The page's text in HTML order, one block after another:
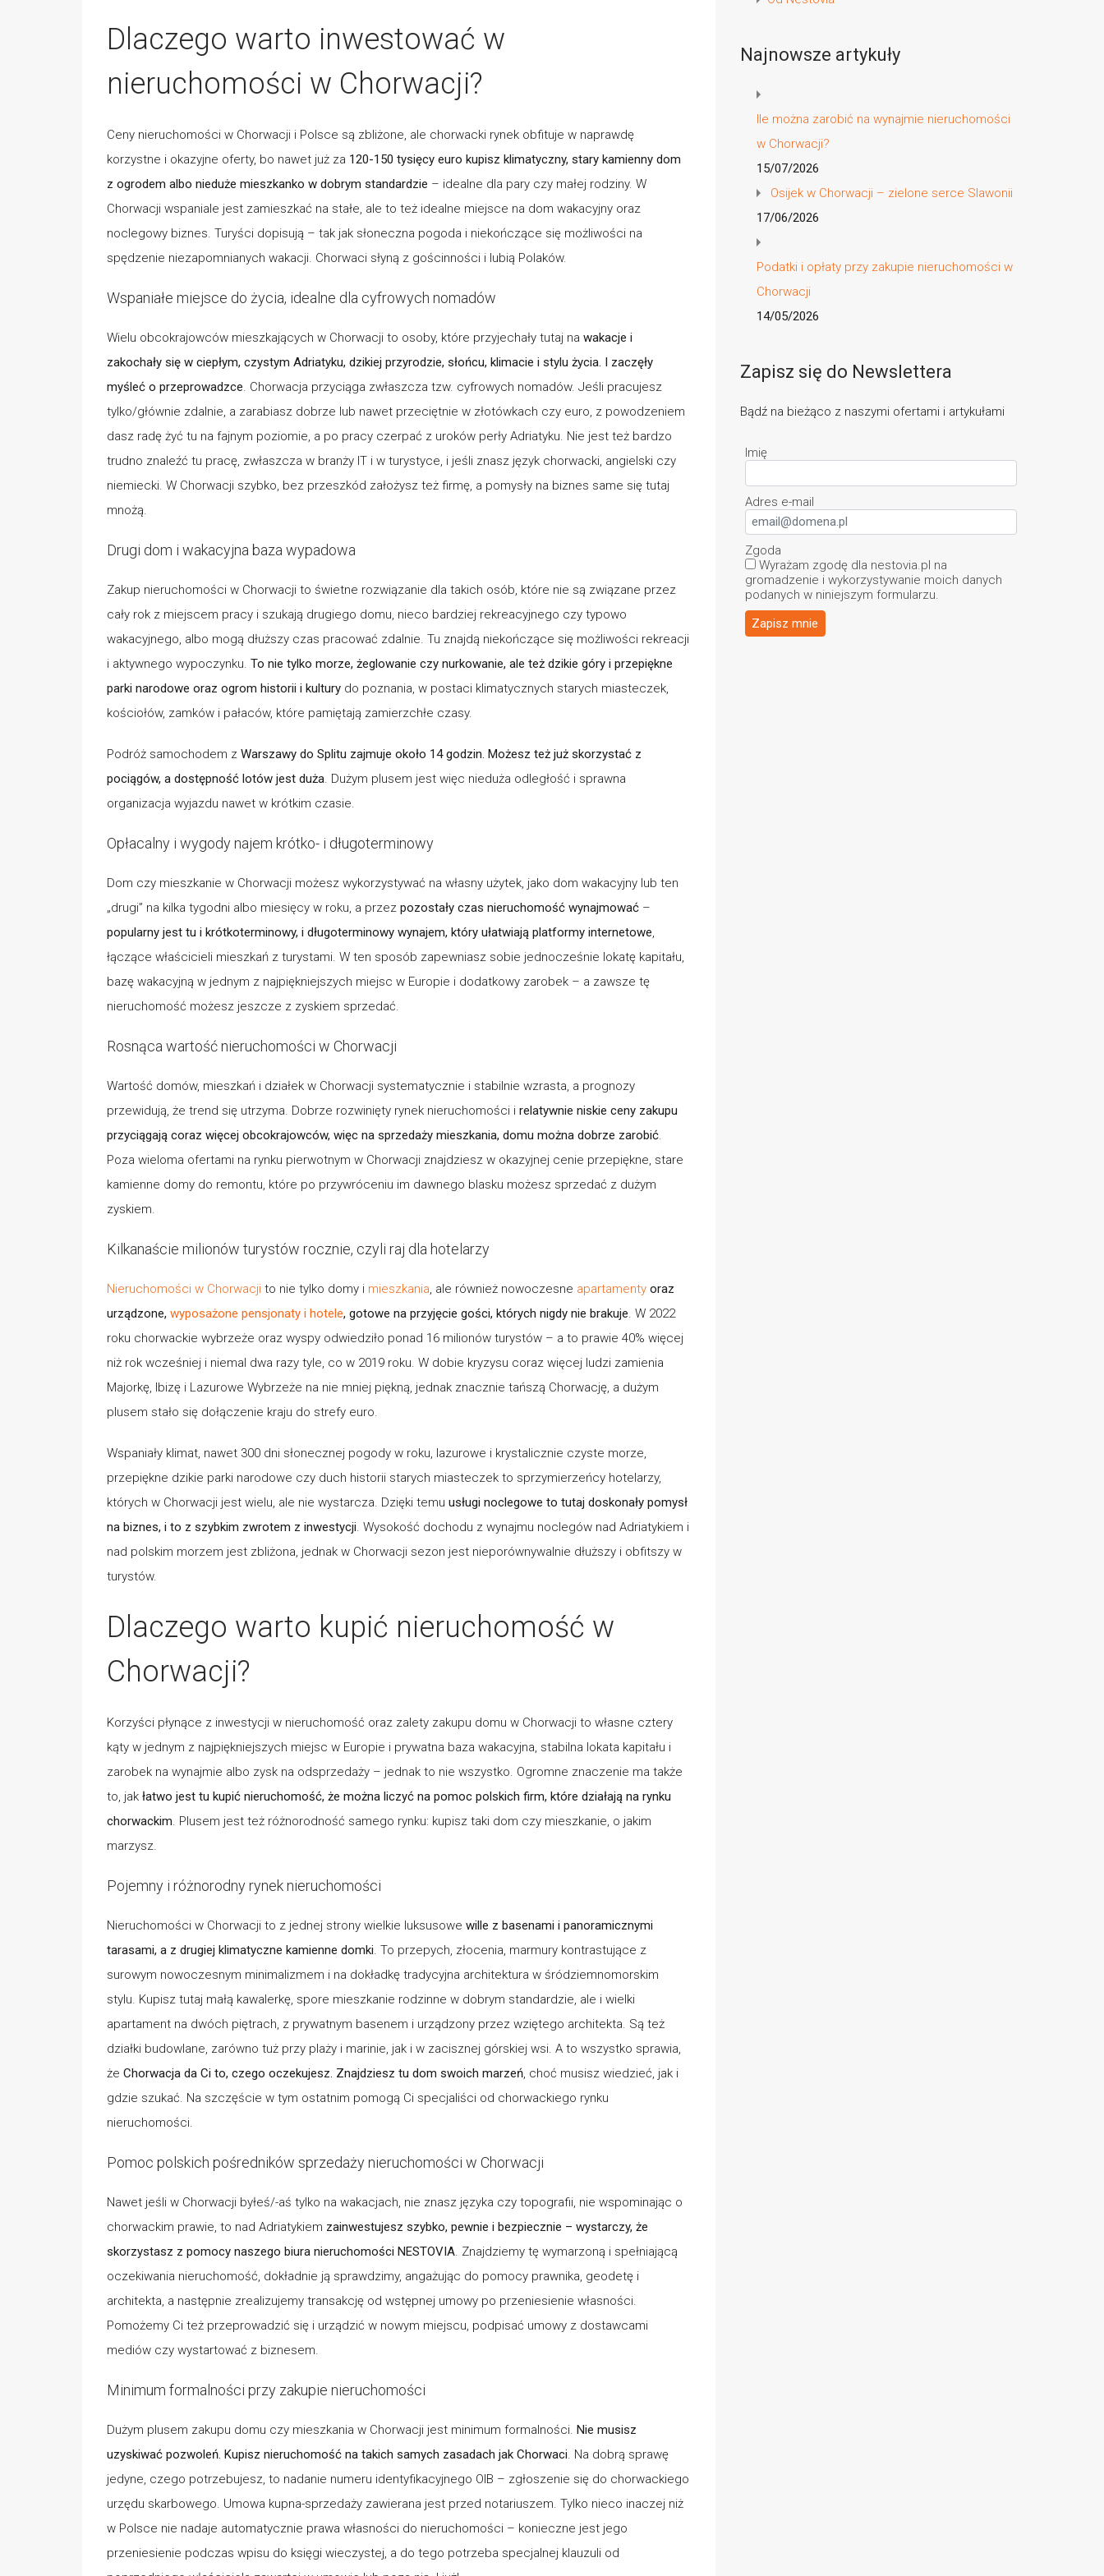
Dlaczego warto inwestować w
nieruchomości w Chorwacji?
Ceny nieruchomości w Chorwacji i Polsce są zbliżone, ale chorwacki rynek obfituje w naprawdę
korzystne i okazyjne oferty, bo nawet już za 120-150 tysięcy euro kupisz klimatyczny, stary kamienny dom
z ogrodem albo nieduże mieszkanko w dobrym standardzie – idealne dla pary czy małej rodziny. W
Chorwacji wspaniale jest zamieszkać na stałe, ale to też idealne miejsce na dom wakacyjny oraz
noclegowy biznes. Turyści dopisują – tak jak słoneczna pogoda i niekończące się możliwości na
spędzenie niezapomnianych wakacji. Chorwaci słyną z gościnności i lubią Polaków.
Wspaniałe miejsce do życia, idealne dla cyfrowych nomadów
Wielu obcokrajowców mieszkających w Chorwacji to osoby, które przyjechały tutaj na wakacje i
zakochały się w ciepłym, czystym Adriatyku, dzikiej przyrodzie, słońcu, klimacie i stylu życia. I zaczęły
myśleć o przeprowadzce. Chorwacja przyciąga zwłaszcza tzw. cyfrowych nomadów. Jeśli pracujesz
tylko/głównie zdalnie, a zarabiasz dobrze lub nawet przeciętnie w złotówkach czy euro, z powodzeniem
dasz radę żyć tu na fajnym poziomie, a po pracy czerpać z uroków perły Adriatyku. Nie jest też bardzo
trudno znaleźć tu pracę, zwłaszcza w branży IT i w turystyce, i jeśli znasz język chorwacki, angielski czy
niemiecki. W Chorwacji szybko, bez przeszkód założysz też firmę, a pomysły na biznes same się tutaj
mnożą.
Drugi dom i wakacyjna baza wypadowa
Zakup nieruchomości w Chorwacji to świetne rozwiązanie dla takich osób, które nie są związane przez
cały rok z miejscem pracy i szukają drugiego domu, nieco bardziej rekreacyjnego czy typowo
wakacyjnego, albo mogą dłuższy czas pracować zdalnie. Tu znajdą niekończące się możliwości rekreacji
i aktywnego wypoczynku. To nie tylko morze, żeglowanie czy nurkowanie, ale też dzikie góry i przepiękne
parki narodowe oraz ogrom historii i kultury do poznania, w postaci klimatycznych starych miasteczek,
kościołów, zamków i pałaców, które pamiętają zamierzchłe czasy.
Podróż samochodem z Warszawy do Splitu zajmuje około 14 godzin. Możesz też już skorzystać z
pociągów, a dostępność lotów jest duża. Dużym plusem jest więc nieduża odległość i sprawna
organizacja wyjazdu nawet w krótkim czasie.
Opłacalny i wygody najem krótko- i długoterminowy
Dom czy mieszkanie w Chorwacji możesz wykorzystywać na własny użytek, jako dom wakacyjny lub ten
„drugi” na kilka tygodni albo miesięcy w roku, a przez pozostały czas nieruchomość wynajmować –
popularny jest tu i krótkoterminowy, i długoterminowy wynajem, który ułatwiają platformy internetowe,
łączące właścicieli mieszkań z turystami. W ten sposób zapewniasz sobie jednocześnie lokatę kapitału,
bazę wakacyjną w jednym z najpiękniejszych miejsc w Europie i dodatkowy zarobek – a zawsze tę
nieruchomość możesz jeszcze z zyskiem sprzedać.
Rosnąca wartość nieruchomości w Chorwacji
Wartość domów, mieszkań i działek w Chorwacji systematycznie i stabilnie wzrasta, a prognozy
przewidują, że trend się utrzyma. Dobrze rozwinięty rynek nieruchomości i relatywnie niskie ceny zakupu
przyciągają coraz więcej obcokrajowców, więc na sprzedaży mieszkania, domu można dobrze zarobić.
Poza wieloma ofertami na rynku pierwotnym w Chorwacji znajdziesz w okazyjnej cenie przepiękne, stare
kamienne domy do remontu, które po przywróceniu im dawnego blasku możesz sprzedać z dużym
zyskiem.
Kilkanaście milionów turystów rocznie, czyli raj dla hotelarzy
Nieruchomości w Chorwacji to nie tylko domy i mieszkania, ale również nowoczesne apartamenty oraz
urządzone, wyposażone pensjonaty i hotele, gotowe na przyjęcie gości, których nigdy nie brakuje. W 2022
roku chorwackie wybrzeże oraz wyspy odwiedziło ponad 16 milionów turystów – a to prawie 40% więcej
niż rok wcześniej i niemal dwa razy tyle, co w 2019 roku. W dobie kryzysu coraz więcej ludzi zamienia
Majorkę, Ibizę i Lazurowe Wybrzeże na nie mniej piękną, jednak znacznie tańszą Chorwację, a dużym
plusem stało się dołączenie kraju do strefy euro.
Wspaniały klimat, nawet 300 dni słonecznej pogody w roku, lazurowe i krystalicznie czyste morze,
przepiękne dzikie parki narodowe czy duch historii starych miasteczek to sprzymierzeńcy hotelarzy,
których w Chorwacji jest wielu, ale nie wystarcza. Dzięki temu usługi noclegowe to tutaj doskonały pomysł
na biznes, i to z szybkim zwrotem z inwestycji. Wysokość dochodu z wynajmu noclegów nad Adriatykiem i
nad polskim morzem jest zbliżona, jednak w Chorwacji sezon jest nieporównywalnie dłuższy i obfitszy w
turystów.
Dlaczego warto kupić nieruchomość w
Chorwacji?
Korzyści płynące z inwestycji w nieruchomość oraz zalety zakupu domu w Chorwacji to własne cztery
kąty w jednym z najpiękniejszych miejsc w Europie i prywatna baza wakacyjna, stabilna lokata kapitału i
zarobek na wynajmie albo zysk na odsprzedaży – jednak to nie wszystko. Ogromne znaczenie ma także
to, jak łatwo jest tu kupić nieruchomość, że można liczyć na pomoc polskich firm, które działają na rynku
chorwackim. Plusem jest też różnorodność samego rynku: kupisz taki dom czy mieszkanie, o jakim
marzysz.
Pojemny i różnorodny rynek nieruchomości
Nieruchomości w Chorwacji to z jednej strony wielkie luksusowe wille z basenami i panoramicznymi
tarasami, a z drugiej klimatyczne kamienne domki. To przepych, złocenia, marmury kontrastujące z
surowym nowoczesnym minimalizmem i na dokładkę tradycyjna architektura w śródziemnomorskim
stylu. Kupisz tutaj małą kawalerkę, spore mieszkanie rodzinne w dobrym standardzie, ale i wielki
apartament na dwóch piętrach, z prywatnym basenem i urządzony przez wziętego architekta. Są też
działki budowlane, zarówno tuż przy plaży i marinie, jak i w zacisznej górskiej wsi. A to wszystko sprawia,
że Chorwacja da Ci to, czego oczekujesz. Znajdziesz tu dom swoich marzeń, choć musisz wiedzieć, jak i
gdzie szukać. Na szczęście w tym ostatnim pomogą Ci specjaliści od chorwackiego rynku
nieruchomości.
Pomoc polskich pośredników sprzedaży nieruchomości w Chorwacji
Nawet jeśli w Chorwacji byłeś/-aś tylko na wakacjach, nie znasz języka czy topografii, nie wspominając o
chorwackim prawie, to nad Adriatykiem zainwestujesz szybko, pewnie i bezpiecznie – wystarczy, że
skorzystasz z pomocy naszego biura nieruchomości NESTOVIA. Znajdziemy tę wymarzoną i spełniającą
oczekiwania nieruchomość, dokładnie ją sprawdzimy, angażując do pomocy prawnika, geodetę i
architekta, a następnie zrealizujemy transakcję od wstępnej umowy po przeniesienie własności.
Pomożemy Ci też przeprowadzić się i urządzić w nowym miejscu, podpisać umowy z dostawcami
mediów czy wystartować z biznesem.
Minimum formalności przy zakupie nieruchomości
Dużym plusem zakupu domu czy mieszkania w Chorwacji jest minimum formalności. Nie musisz
uzyskiwać pozwoleń. Kupisz nieruchomość na takich samych zasadach jak Chorwaci. Na dobrą sprawę
jedyne, czego potrzebujesz, to nadanie numeru identyfikacyjnego OIB – zgłoszenie się do chorwackiego
urzędu skarbowego. Umowa kupna-sprzedaży zawierana jest przed notariuszem. Tylko nieco inaczej niż
w Polsce nie nadaje automatycznie prawa własności do nieruchomości – konieczne jest jego
przeniesienie podczas wpisu do księgi wieczystej, a do tego potrzeba specjalnej klauzuli od
Najnowsze artykuły
Ile można zarobić na wynajmie nieruchomości
w Chorwacji?
15/07/2026
Osijek w Chorwacji – zielone serce Slawonii
17/06/2026
Podatki i opłaty przy zakupie nieruchomości w
Chorwacji
14/05/2026
Zapisz się do Newslettera
Bądź na bieżąco z naszymi ofertami i artykułami
Imię
Adres e-mail
Zgoda
Wyrażam zgodę dla nestovia.pl na
gromadzenie i wykorzystywanie moich danych
podanych w niniejszym formularzu.
Zapisz mnie